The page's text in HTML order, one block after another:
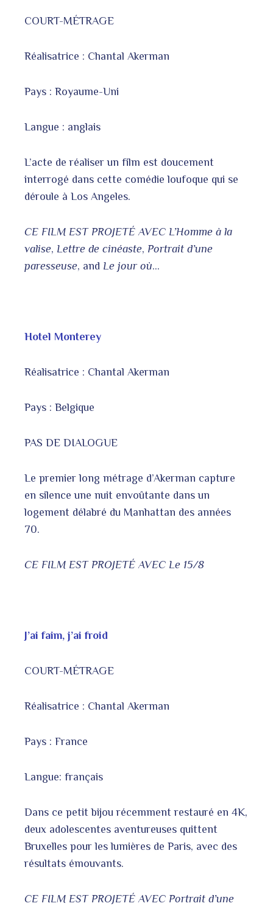
COURT-MÉTRAGE
Réalisatrice : Chantal Akerman
Pays : Royaume-Uni
Langue : anglais
L’acte de réaliser un film est doucement
interrogé dans cette comédie loufoque qui se
déroule à Los Angeles.
CE FILM EST PROJETÉ AVEC L’Homme à la
valise, Lettre de cinéaste, Portrait d’une
paresseuse, and Le jour où…
Hotel Monterey
Réalisatrice : Chantal Akerman
Pays : Belgique
PAS DE DIALOGUE
Le premier long métrage d’Akerman capture
en silence une nuit envoûtante dans un
logement délabré du Manhattan des années
70.
CE FILM EST PROJETÉ AVEC Le 15/8
J’ai faim, j’ai froid
COURT-MÉTRAGE
Réalisatrice : Chantal Akerman
Pays : France
Langue: français
Dans ce petit bijou récemment restauré en 4K,
deux adolescentes aventureuses quittent
Bruxelles pour les lumières de Paris, avec des
résultats émouvants.
CE FILM EST PROJETÉ AVEC Portrait d’une